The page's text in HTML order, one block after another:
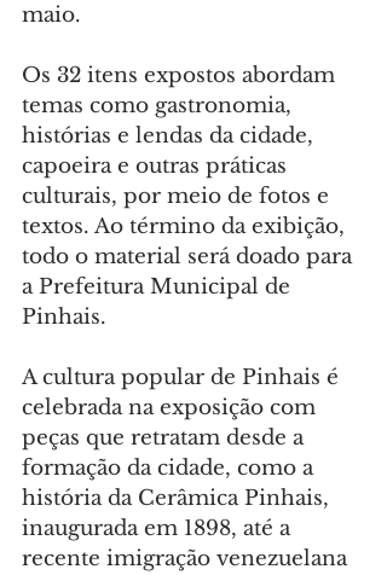
maio.
Os 32 itens expostos abordam
temas como gastronomia,
histórias e lendas da cidade,
capoeira e outras práticas
culturais, por meio de fotos e
textos. Ao término da exibição,
todo o material será doado para
a Prefeitura Municipal de
Pinhais.
A cultura popular de Pinhais é
celebrada na exposição com
peças que retratam desde a
formação da cidade, como a
história da Cerâmica Pinhais,
inaugurada em 1898, até a
recente imigração venezuelana